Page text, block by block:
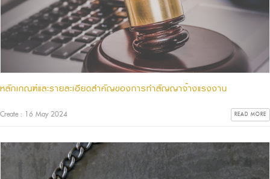
หลักเกณฑ์และรายละเอียดสําคัญของการทําสัญญาจ้างแรงงาน
Create : 16 May 2024 READ MORE